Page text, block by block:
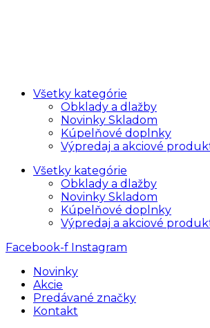
Všetky kategórie
Obklady a dlažby
Novinky Skladom
Kúpelňové doplnky
Výpredaj a akciové
Všetky kategórie
Obklady a dlažby
Novinky Skladom
Kúpelňové doplnky
Výpredaj a akciové
Facebook-f Instagram
Novinky
Akcie
Predávané značky
Kontakt